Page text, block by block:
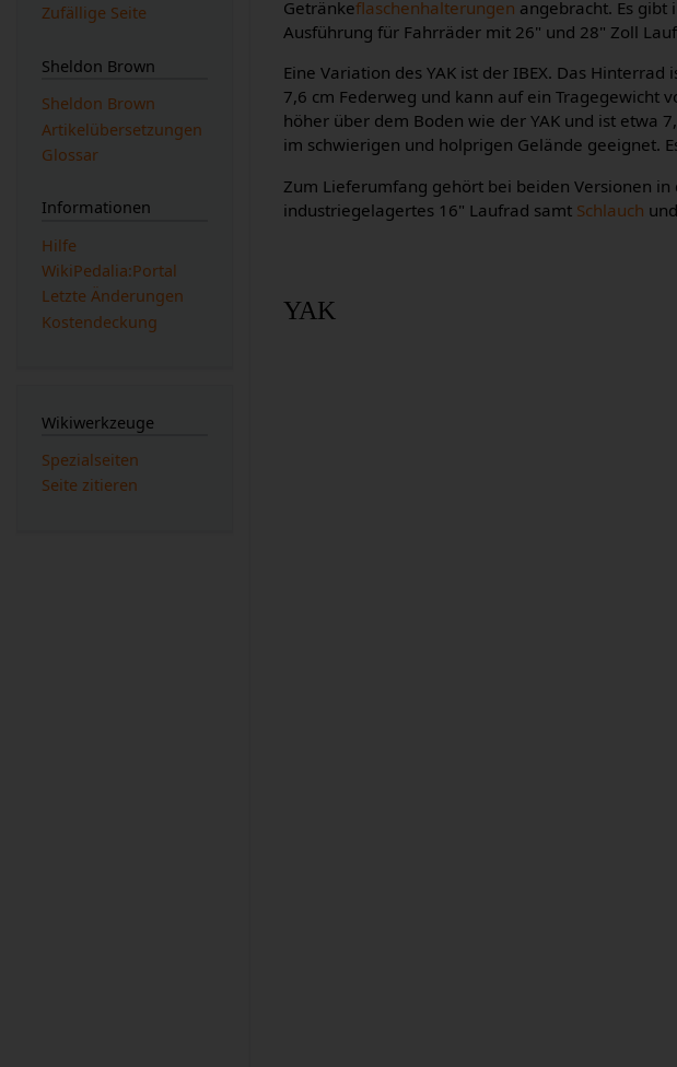
Getränkeflaschenhalterungen angebracht. Es gibt
Ausführung für Fahrräder mit 26" und 28" Zoll
Eine Variation des YAK ist der IBEX. Das
7,6 cm Federweg und kann auf ein Tragegewicht
höher über dem Boden wie der YAK und ist etwa
im schwierigen und holprigen Gelände geeignet.
Zum Lieferumfang gehört bei beiden Versionen in
industriegelagertes 16" Laufrad samt Schlauch und
YAK
Zufällige Seite
Sheldon Brown
Sheldon Brown
Artikelübersetzungen
Glossar
Informationen
Hilfe
WikiPedalia:Portal
Letzte Änderungen
Kostendeckung
Wikiwerkzeuge
Spezialseiten
Seite zitieren